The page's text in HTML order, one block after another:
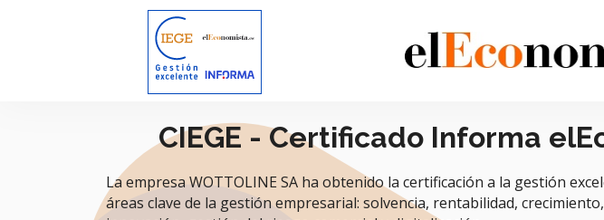
CIEGE - Certificado Informa
La empresa WOTTOLINE SA ha obtenido la certificación a la gestión
áreas clave de la gestión empresarial: solvencia, rentabilidad,